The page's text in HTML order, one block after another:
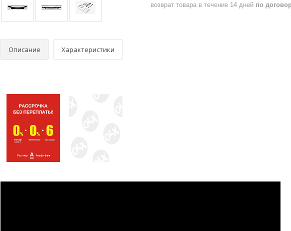
возврат товара в течение 14 дней по
Описание Характеристики